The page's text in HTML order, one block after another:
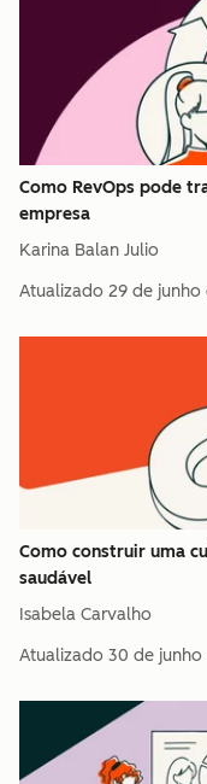
Como RevOps pode
empresa
Karina Balan Julio
Atualizado 29 de junho
Como construir uma
saudável
Isabela Carvalho
Atualizado 30 de junho